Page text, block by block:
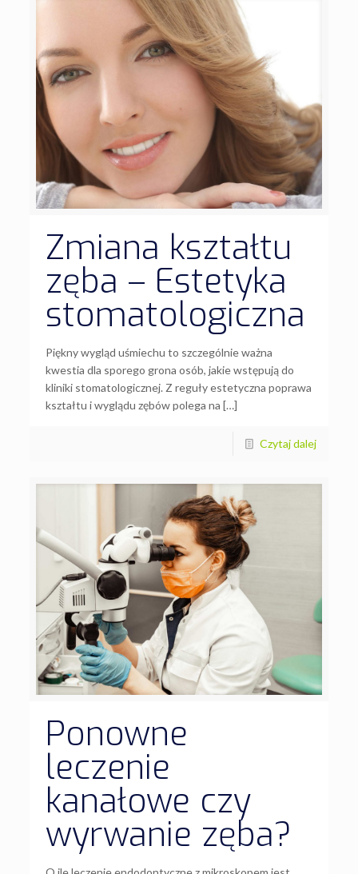
Zmiana kształtu
zęba – Estetyka
stomatologiczna
Piękny wygląd uśmiechu to szczególnie ważna
kwestia dla sporego grona osób, jakie wstępują do
kliniki stomatologicznej. Z reguły estetyczna poprawa
kształtu i wyglądu zębów polega na […]
Czytaj dalej
Ponowne
leczenie
kanałowe czy
wyrwanie zęba?